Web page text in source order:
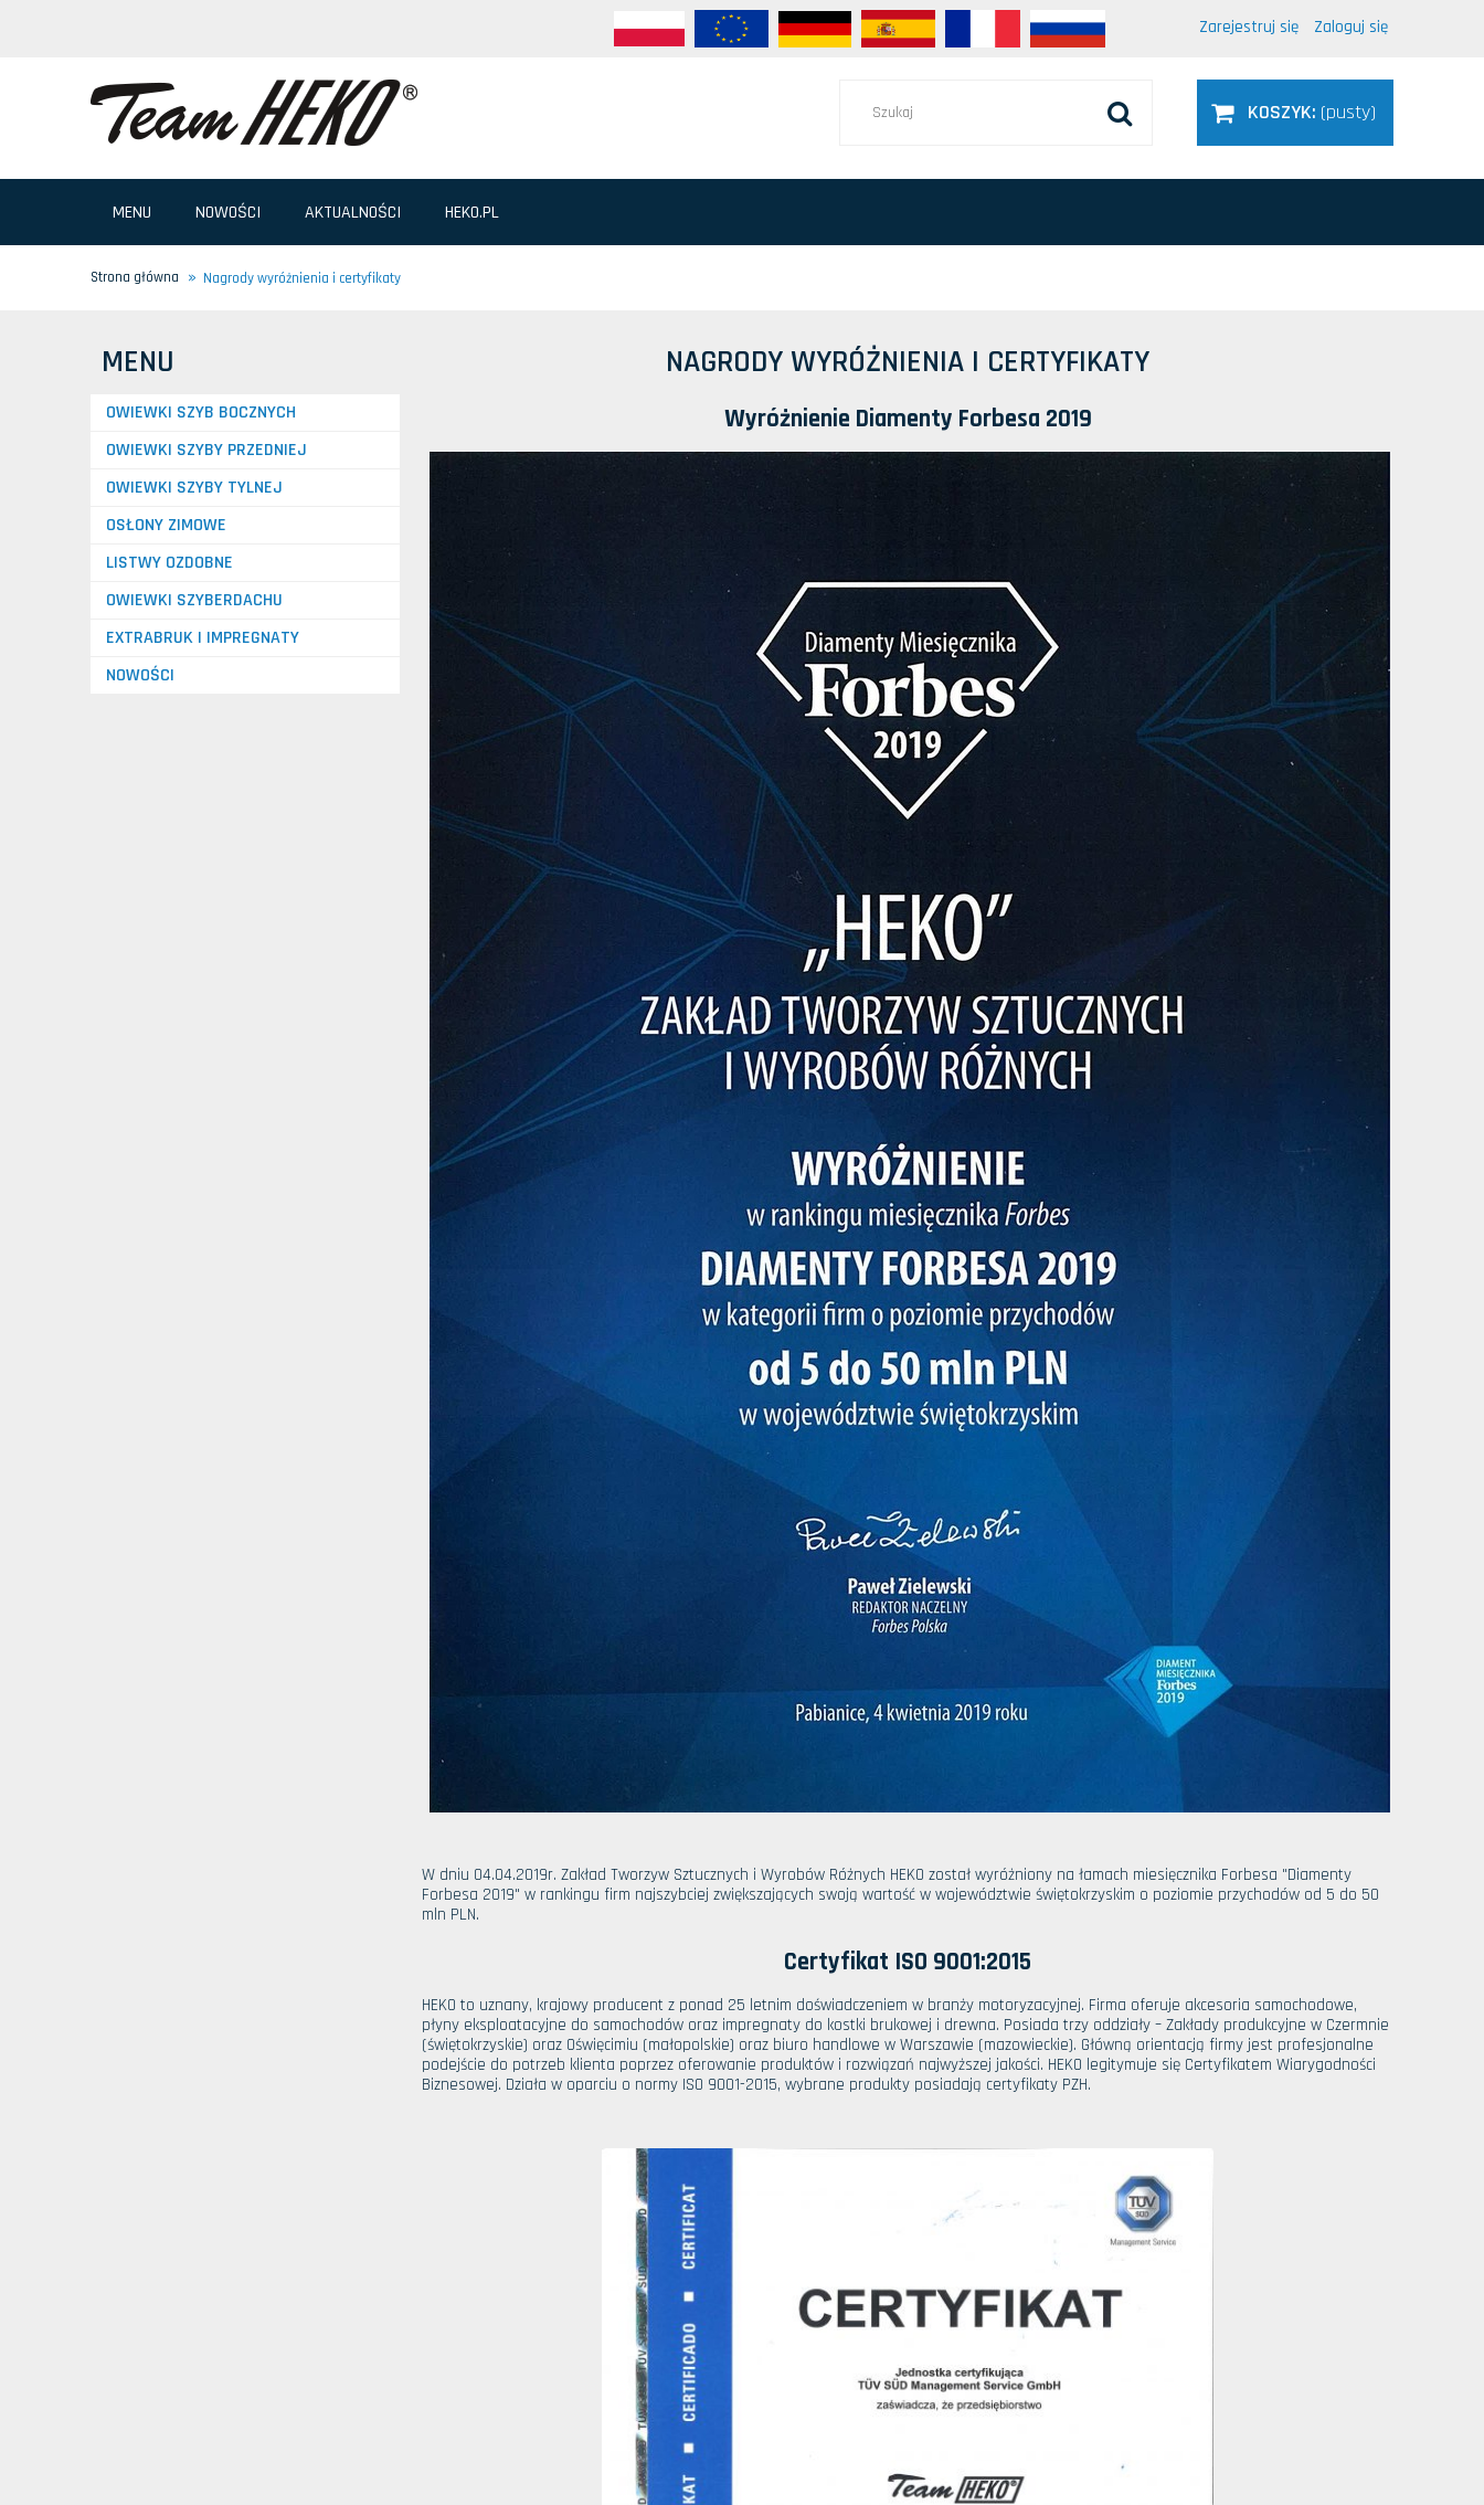
Zarejestruj się Zaloguj się
KOSZYK: (pusty)
MENU NOWOŚCI AKTUALNOŚCI HEKO.PL
Strona główna » Nagrody wyróżnienia i certyfikaty
MENU
OWIEWKI SZYB BOCZNYCH
OWIEWKI SZYBY PRZEDNIEJ
OWIEWKI SZYBY TYLNEJ
OSŁONY ZIMOWE
LISTWY OZDOBNE
OWIEWKI SZYBERDACHU
EXTRABRUK I IMPREGNATY
NOWOŚCI
NAGRODY WYRÓŻNIENIA I CERTYFIKATY
Wyróżnienie Diamenty Forbesa 2019
W dniu 04.04.2019r. Zakład Tworzyw Sztucznych i Wyrobów Różnych HEKO został wyróżniony na łamach miesięcznika Forbesa "Diamenty
Forbesa 2019" w rankingu firm najszybciej zwiększających swoją wartość w województwie świętokrzyskim o poziomie przychodów od 5 do 50
mln PLN.
Certyfikat ISO 9001:2015
HEKO to uznany, krajowy producent z ponad 25 letnim doświadczeniem w branży motoryzacyjnej. Firma oferuje akcesoria samochodowe,
płyny eksploatacyjne do samochodów oraz impregnaty do kostki brukowej i drewna. Posiada trzy oddziały – Zakłady produkcyjne w Czermnie
(świętokrzyskie) oraz Oświęcimiu (małopolskie) oraz biuro handlowe w Warszawie (mazowieckie). Główną orientacją firmy jest profesjonalne
podejście do potrzeb klienta poprzez oferowanie produktów i rozwiązań najwyższej jakości. HEKO legitymuje się Certyfikatem Wiarygodności
Biznesowej. Działa w oparciu o normy ISO 9001-2015, wybrane produkty posiadają certyfikaty PZH.